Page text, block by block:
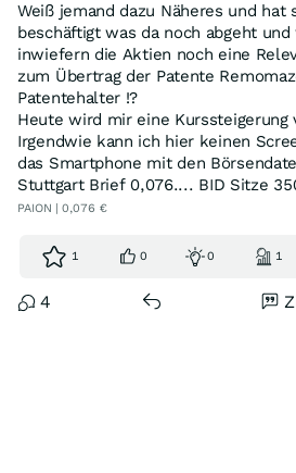
Weiß jemand dazu Näheres und hat
beschäftigt was da noch abgeht
inwiefern die Aktien noch eine
zum Übertrag der Patente
Patentehalter !?
Heute wird mir eine Kurssteigerung
Irgendwie kann ich hier keinen
das Smartphone mit den
Stuttgart Brief 0,076.... BID Sitze
PAION | 0,076 €
1 0 0 1
4